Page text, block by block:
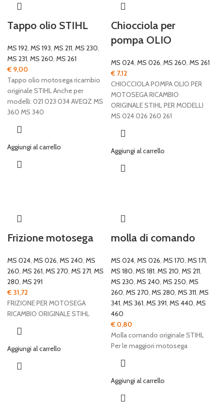
Tappo olio STIHL
MS 192, MS 193, MS 211, MS 230,
MS 231, MS 260, MS 261
€ 9,00
Tappo olio motosega ricambio
originale STIHL Anche per
modelli: 021 023 034 AVEQZ MS
360 MS 340
Aggiungi al carrello
Chiocciola per
pompa OLIO
MS 024, MS 026, MS 260, MS 261
€ 7,12
CHIOCCIOLA POMPA OLIO PER
MOTOSEGA RICAMBIO
ORIGINALE STIHL PER MODELLI
MS 024 026 260 261
Aggiungi al carrello
Frizione motosega
MS 024, MS 026, MS 240, MS
260, MS 261, MS 270, MS 271, MS
280, MS 291
€ 31,72
FRIZIONE PER MOTOSEGA
RICAMBIO ORIGINALE STIHL
Aggiungi al carrello
molla di comando
MS 024, MS 026, MS 170, MS 171,
MS 180, MS 181, MS 210, MS 211,
MS 230, MS 240, MS 250, MS
260, MS 270, MS 280, MS 311, MS
341, MS 361, MS 391, MS 440, MS
460
€ 0,80
Molla comando originale STIHL
Per le maggiori motosega
Aggiungi al carrello